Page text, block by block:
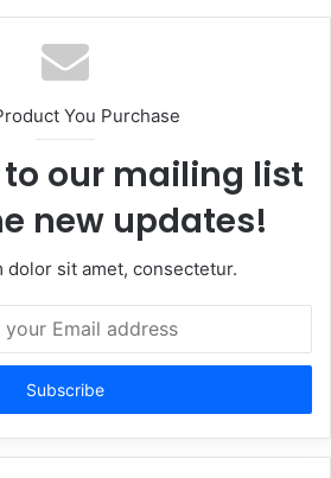
You Purchase
our mailing list
new updates!
dolor sit amet, consectetur.